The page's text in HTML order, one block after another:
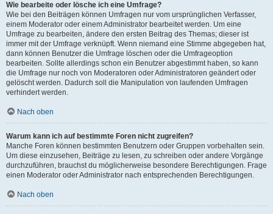
Wie bearbeite oder lösche ich eine Umfrage?
Wie bei den Beiträgen können Umfragen nur vom ursprünglichen Verfasser,
einem Moderator oder einem Administrator bearbeitet werden. Um eine
Umfrage zu bearbeiten, ändere den ersten Beitrag des Themas; dieser ist
immer mit der Umfrage verknüpft. Wenn niemand eine Stimme abgegeben hat,
dann können Benutzer die Umfrage löschen oder die Umfrageoption
bearbeiten. Sollte allerdings schon ein Benutzer abgestimmt haben, so kann
die Umfrage nur noch von Moderatoren oder Administratoren geändert oder
gelöscht werden. Dadurch soll die Manipulation von laufenden Umfragen
verhindert werden.
Nach oben
Warum kann ich auf bestimmte Foren nicht zugreifen?
Manche Foren können bestimmten Benutzern oder Gruppen vorbehalten sein.
Um diese einzusehen, Beiträge zu lesen, zu schreiben oder andere Vorgänge
durchzuführen, brauchst du möglicherweise besondere Berechtigungen. Frage
einen Moderator oder Administrator nach entsprechenden Berechtigungen.
Nach oben